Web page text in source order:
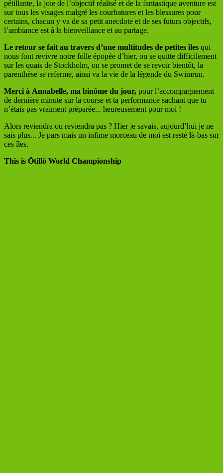
pétillante, la joie de l’objectif réalisé et de la fantastique aventure est
sur tous les visages malgré les courbatures et les blessures pour
certains, chacun y va de sa petit anecdote et de ses futurs objectifs,
l’ambiance est à la bienveillance et au partage.
Le retour se fait au travers d’une multitudes de petites îles qui
nous font revivre notre folle épopée d’hier, on se quitte difficilement
sur les quais de Stockholm, on se promet de se revoir bientôt, la
parenthèse se referme, ainsi va la vie de la légende du Swimrun.
Merci à Annabelle, ma binôme du jour, pour l’accompagnement
de dernière minute sur la course et ta performance sachant que tu
n’étais pas vraiment préparée... heureusement pour moi !
Alors reviendra ou reviendra pas ? Hier je savais, aujourd’hui je ne
sais plus... Je pars mais un infime morceau de moi est resté là-bas sur
ces îles.
This is Ötillö World Championship